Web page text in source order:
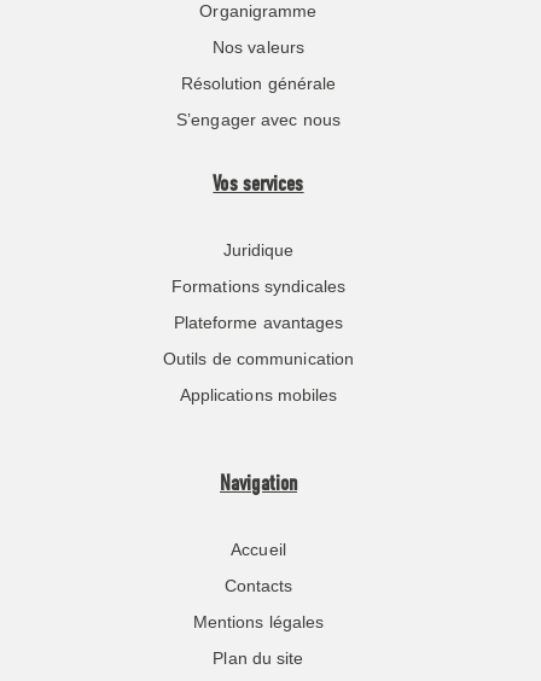
Organigramme
Nos valeurs
Résolution générale
S’engager avec nous
Vos services
Juridique
Formations syndicales
Plateforme avantages
Outils de communication
Applications mobiles
Navigation
Accueil
Contacts
Mentions légales
Plan du site